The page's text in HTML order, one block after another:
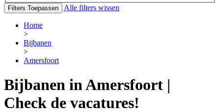
Filters Toepassen Alle filters wissen
Home
>
Bijbanen
>
Amersfoort
Bijbanen in Amersfoort |
Check de vacatures!